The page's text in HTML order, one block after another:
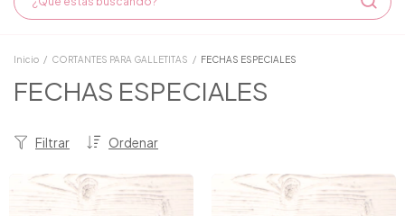
Inicio / CORTANTES PARA GALLETITAS / FECHAS ESPECIALES
FECHAS ESPECIALES
Ordenar
Filtrar